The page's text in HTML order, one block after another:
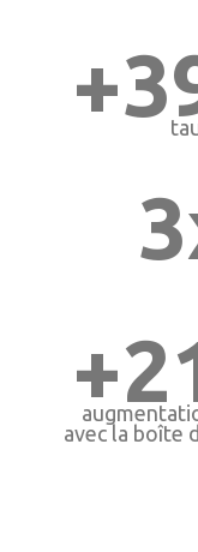
avec la boîte